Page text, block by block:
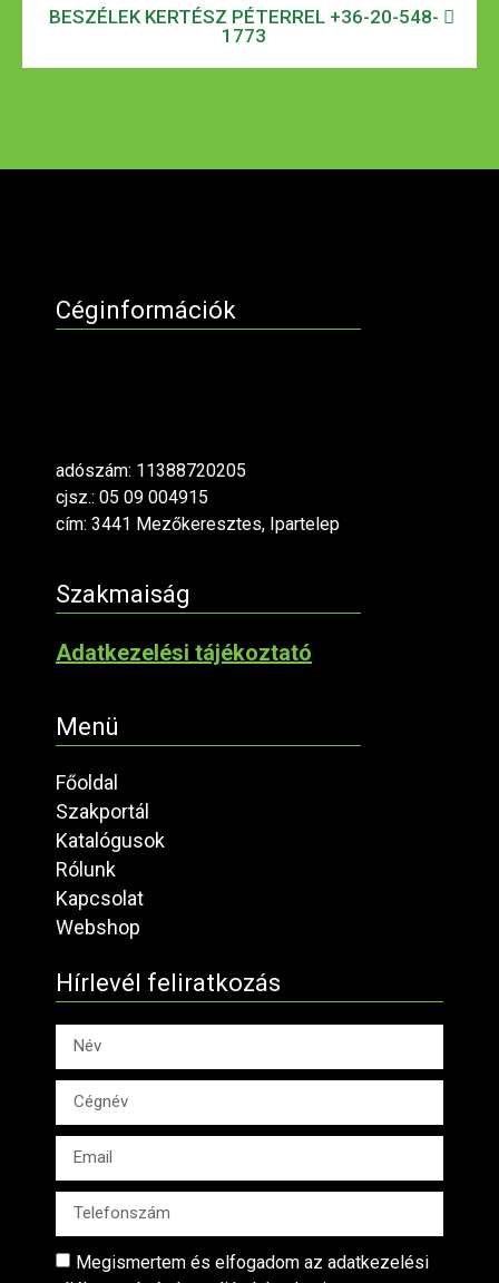
BESZÉLEK KERTÉSZ PÉTERREL +36-20-548-
1773
Céginformációk
adószám: 11388720205
cjsz.: 05 09 004915
cím: 3441 Mezőkeresztes, Ipartelep
Szakmaiság
Adatkezelési tájékoztató
Menü
Főoldal
Szakportál
Katalógusok
Rólunk
Kapcsolat
Webshop
Hírlevél feliratkozás
Megismertem és elfogadom az adatkezelési